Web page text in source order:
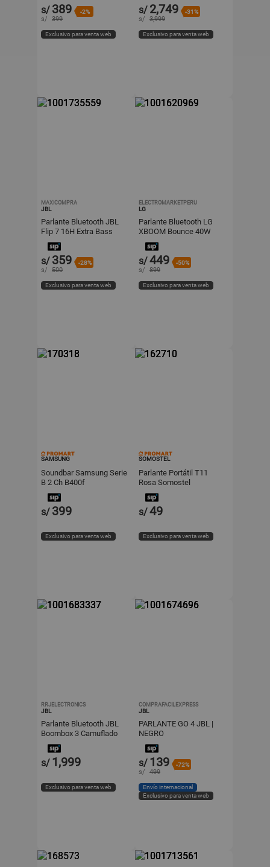
s/ 389 -2%
s/ 399
Exclusivo para venta web
s/ 2,749 -31%
s/ 3,999
Exclusivo para venta web
MAXICOMPRA
JBL
Parlante Bluetooth JBL
Flip 7 16H Extra Bass
IP67 ROSADO
s/ 359 -28%
s/ 500
Exclusivo para venta web
ELECTROMARKETPERU
LG
Parlante Bluetooth LG
XBOOM Bounce 40W
Certifición Militar Ip67
s/449 -50%
s/ 899
Exclusivo para venta web
SAMSUNG
Soundbar Samsung Serie
B 2 Ch B400f
s/ 399
Exclusivo para venta web
SOMOSTEL
Parlante Portátil T11
Rosa Somostel
s/49
Exclusivo para venta web
RRJELECTRONICS
JBL
Parlante Bluetooth JBL
Boombox 3 Camuflado
s/ 1,999
Exclusivo para venta web
COMPRAFACILEXPRESS
JBL
PARLANTE GO 4 JBL |
NEGRO
s/ 139 -72%
s/ 499
Envío internacional
Exclusivo para venta web